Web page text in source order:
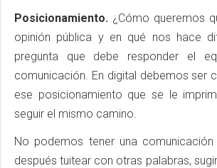
Posicionamiento. ¿Cómo queremos
opinión pública y en qué nos hace
pregunta que debe responder el
comunicación. En digital debemos ser
ese posicionamiento que se le
seguir el mismo camino.
No podemos tener una
después tuitear con otras palabras,